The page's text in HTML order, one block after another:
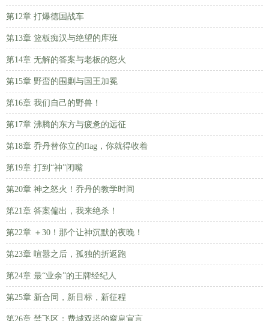
第12章 打爆德国战车
第13章 篮板痴汉与绝望的库班
第14章 无解的答案与老板的怒火
第15章 野蛮的围剿与国王加冕
第16章 我们自己的野兽！
第17章 沸腾的东方与疲惫的远征
第18章 乔丹替你立的flag，你就得收着
第19章 打到“神”闭嘴
第20章 神之怒火！乔丹的教学时间
第21章 答案偏出，我来绝杀！
第22章 ＋30！那个让神沉默的夜晚！
第23章 喧嚣之后，孤独的折返跑
第24章 最“业余”的王牌经纪人
第25章 新合同，新目标，新征程
第26章 禁飞区：费城双塔的窒息宣言